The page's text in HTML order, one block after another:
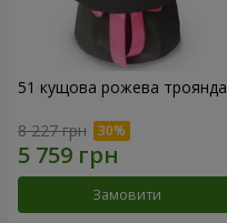
51 кущова рожева троянда
8 227 грн
Замовити